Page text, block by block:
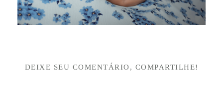
DEIXE SEU COMENTÁRIO, COMPARTILHE!